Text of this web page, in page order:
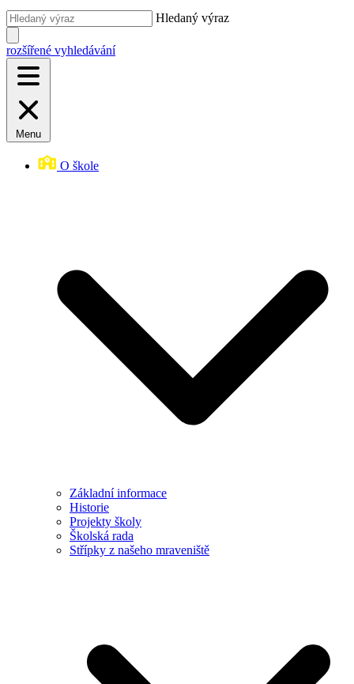
Hledaný výraz
rozšířené vyhledávání
Menu
O škole
Základní informace
Historie
Projekty školy
Školská rada
Střípky z našeho mraveniště